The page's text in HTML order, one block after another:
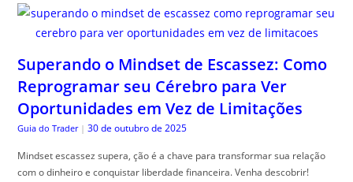
Superando o Mindset de Escassez: Como
Reprogramar seu Cérebro para Ver
Oportunidades em Vez de Limitações
Guia do Trader | 30 de outubro de 2025
Mindset escassez supera, ção é a chave para transformar sua relação
com o dinheiro e conquistar liberdade financeira. Venha descobrir!